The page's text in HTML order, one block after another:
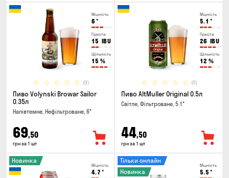
Міцність
6 °
Гіркота
15 IBU
Щільність
15 %
(0)
Пиво Volynski Browar Sailor
0.35л
Напівтемне, Нефільтроване, 6°
69,50
грн за 1 шт
Міцність
5.1 °
Гіркота
26 IBU
Щільність
12 %
(0)
Пиво AltMuller Original 0.5л
Світле, Фільтроване, 5.1°
44,50
грн за 1 шт
Міцність
4.7 °
Новинка
Міцність
5.5 °
Тільки онлайн
Новинка